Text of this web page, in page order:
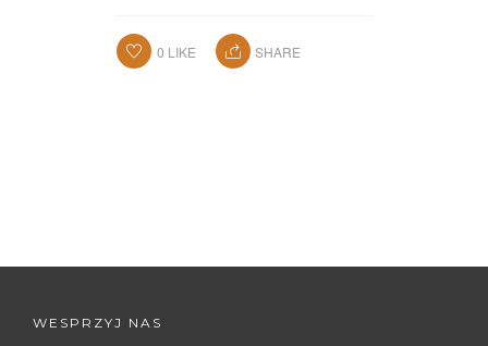
0 LIKE SHARE
WESPRZYJ NAS